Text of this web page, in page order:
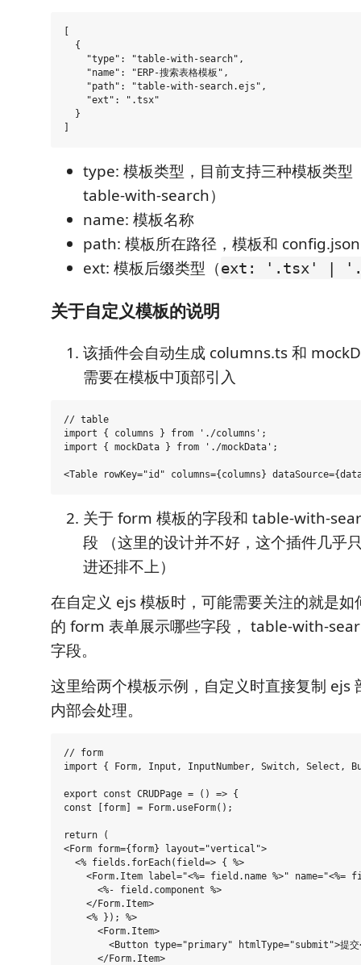
  {
    "type": "table-with-search",
    "name": "ERP-搜索表格模板",
    "path": "table-with-search.ejs",
    "ext": ".tsx"
  }
type: 模板类型，目前支持三种模板类
table-with-search）
name: 模板名称
path: 模板所在路径，模板和
ext: 模板后缀类型（ext: '.tsx' |
关于自定义模板的说明
该插件会自动生成 columns.ts 和
需要在模板中顶部引入
// table
import { columns } from './columns';
import { mockData } from './mockData';
关于 form 模板的字段和 table-with-
段 （这里的设计并不好，这个插件几乎
进还排不上）
在自定义 ejs 模板时，可能需要关注的就是如
的 form 表单展示哪些字段， table-with-
字段。
这里给两个模板示例，自定义时直接复制 ejs
内部会处理。
// form
import { Form, Input, InputNumber, Switch, Select,
export const CRUDPage = () => {
const [form] = Form.useForm();
return (
<Form form={form} layout="vertical">
  <% fields.forEach(field=> { %>
<Form.Item label="<%= field.name %>" name="<%=
      <%- field.component %>
    </Form.Item>
    <% }); %>
      <Form.Item>
<Button type="primary" htmlType="submit">提
      </Form.Item>